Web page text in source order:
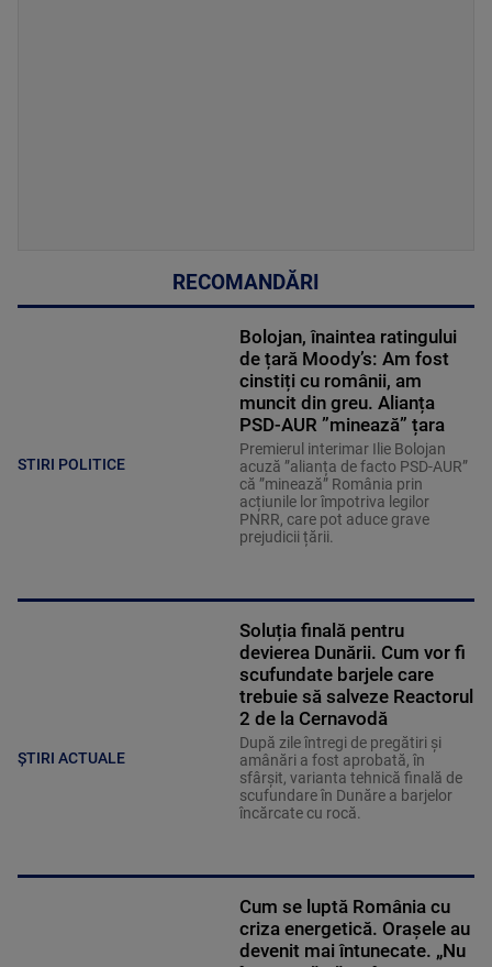
RECOMANDĂRI
STIRI POLITICE
Bolojan, înaintea ratingului
de țară Moody’s: Am fost
cinstiți cu românii, am
muncit din greu. Alianța
PSD-AUR ”minează” țara
Premierul interimar Ilie Bolojan
acuză ”alianța de facto PSD-AUR”
că ”minează” România prin
acțiunile lor împotriva legilor
PNRR, care pot aduce grave
prejudicii țării.
ȘTIRI ACTUALE
Soluția finală pentru
devierea Dunării. Cum vor fi
scufundate barjele care
trebuie să salveze Reactorul
2 de la Cernavodă
După zile întregi de pregătiri și
amânări a fost aprobată, în
sfârșit, varianta tehnică finală de
scufundare în Dunăre a barjelor
încărcate cu rocă.
Cum se luptă România cu
criza energetică. Orașele au
devenit mai întunecate. „Nu